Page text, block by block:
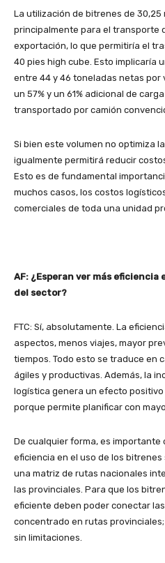
La utilización de bitrenes de
principalmente para el transporte
exportación, lo que permitiría el
40 pies high cube. Esto implicaría
entre 44 y 46 toneladas netas por
un 57% y un 61% adicional de
transportado por camión
Si bien este volumen no optimiza
igualmente permitirá reducir
Esto es de fundamental
muchos casos, los costos
comerciales de toda una unidad
AF: ¿Esperan ver más
del sector?
FTC: Sí, absolutamente. La
aspectos, menos viajes, mayor
tiempos. Todo esto se traduce en
ágiles y productivas. Además, la
logística genera un efecto
porque permite planificar con
De cualquier forma, es importante
eficiencia en el uso de los
una matriz de rutas nacionales
las provinciales. Para que los
eficiente deben poder conectar
concentrado en rutas
sin limitaciones.